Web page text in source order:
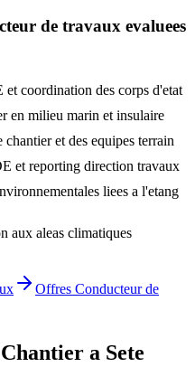
de travaux evaluees
coordination des corps d'etat
en milieu marin et insulaire
et des equipes terrain
et reporting direction travaux
liees a l'etang
aux aleas climatiques
Offres Conducteur de
a Sete